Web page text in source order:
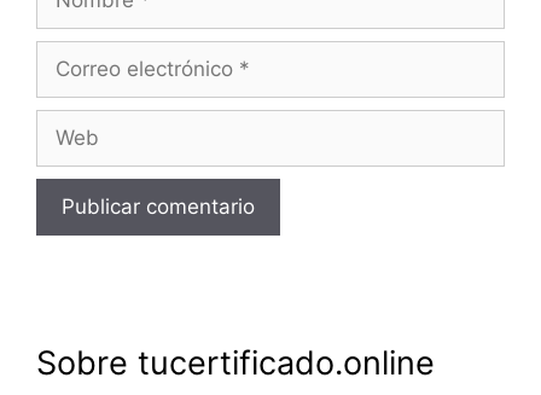
Correo
Web
Sobre tucertificado.online